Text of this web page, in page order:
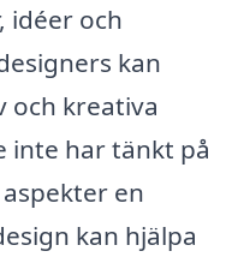
idéer och
kan
och kreativa
inte har tänkt på
en
kan hjälpa